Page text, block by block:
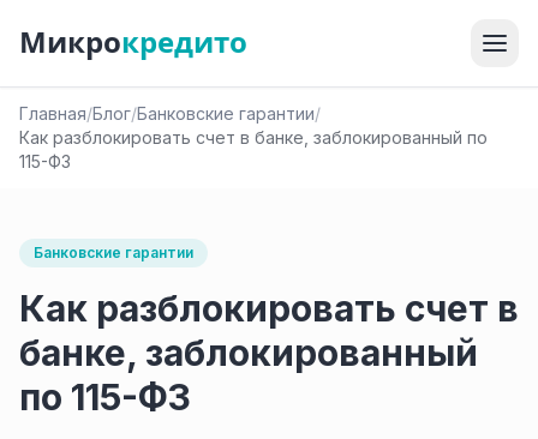
Микрокредито
Главная/Блог/Банковские гарантии/
Как разблокировать счет в банке, заблокированный по
115-ФЗ
Банковские гарантии
Как разблокировать счет в
банке, заблокированный
по 115-ФЗ